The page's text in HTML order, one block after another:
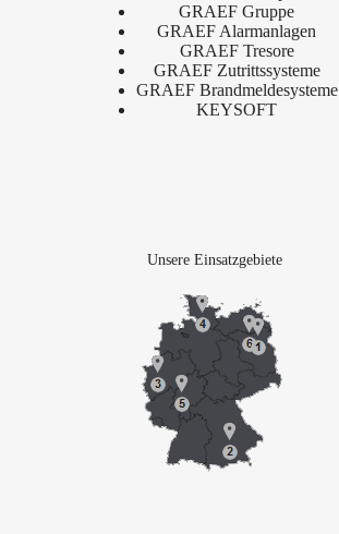
GRAEF Gruppe
GRAEF Alarmanlagen
GRAEF Tresore
GRAEF Zutrittssysteme
GRAEF Brandmeldesysteme
KEYSOFT
Unsere Einsatzgebiete